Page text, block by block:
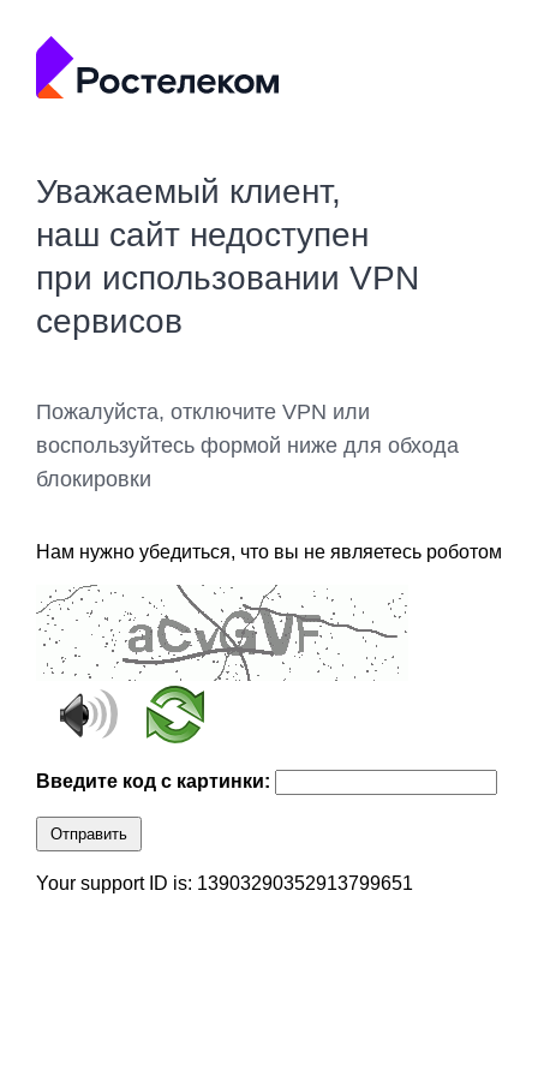
Уважаемый клиент,
наш сайт недоступен
при использовании VPN
сервисов
Пожалуйста, отключите VPN или
воспользуйтесь формой ниже для обхода
блокировки
Нам нужно убедиться, что вы не являетесь роботом
Введите код с картинки:
Отправить
Your support ID is: 13903290352913799651